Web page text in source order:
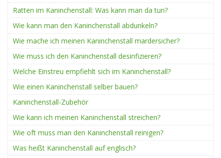
Ratten im Kaninchenstall: Was kann man da tun?
Wie kann man den Kaninchenstall abdunkeln?
Wie mache ich meinen Kaninchenstall mardersicher?
Wie muss ich den Kaninchenstall desinfizieren?
Welche Einstreu empfiehlt sich im Kaninchenstall?
Wie einen Kaninchenstall selber bauen?
Kaninchenstall-Zubehör
Wie kann ich meinen Kaninchenstall streichen?
Wie oft muss man den Kaninchenstall reinigen?
Was heißt Kaninchenstall auf englisch?